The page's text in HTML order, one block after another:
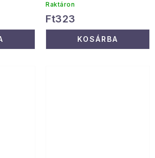
Raktáron
Ft323
KOSÁRBA